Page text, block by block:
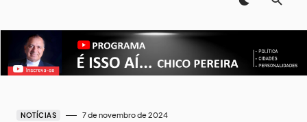
NOTÍCIAS 7 de novembro de 2024